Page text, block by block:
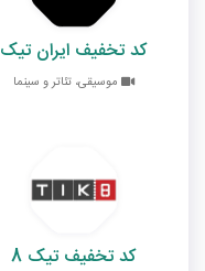
کد تخفیف ایران تیک
موسیقی، تئاتر و سینما
کد تخفیف تیک 8